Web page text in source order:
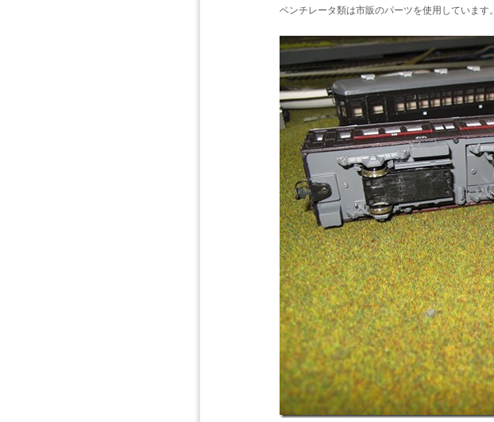
ベンチレータ類は市販のパーツを使用しています。